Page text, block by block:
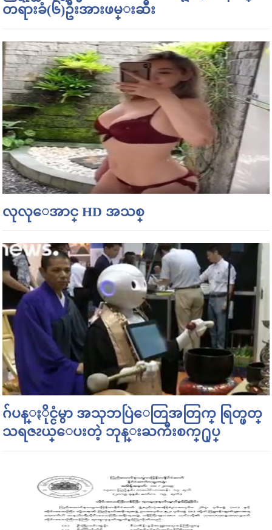
တရားခံ(၆)ဦးအားဖမ္းဆီး
လုလုေအာင္ HD အသစ္
ဂ်ပန္ႏိုင္ငံမွာ အသုဘပြဲေတြအတြက္ ရြတ္ဖတ္
သရဇၩယ္ေပးတဲ့ ဘုန္းႀကီးစက္႐ုပ္